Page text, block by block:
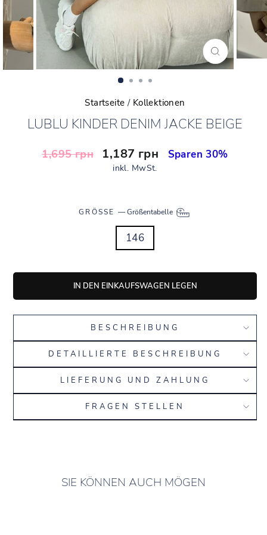
SCHLIESSEN (
ESC)
Startseite / Kollektionen
LUBLU KINDER DENIM JACKE BEIGE
Normaler
1,695 грн Sonderpreis
1,187 грн Sparen 30%
inkl. MwSt.
GRÖSSE —Größentabelle
146
IN DEN EINKAUFSWAGEN LEGEN
BESCHREIBUNG
DETAILLIERTE BESCHREIBUNG
LIEFERUNG UND ZAHLUNG
FRAGEN STELLEN
SIE KÖNNEN AUCH MÖGEN